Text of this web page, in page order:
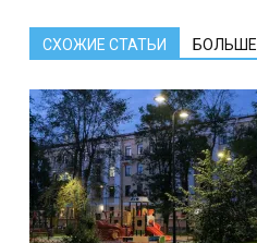
СХОЖИЕ СТАТЬИ